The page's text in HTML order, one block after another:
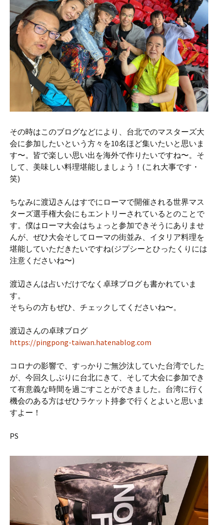
その時はこのブログなどにより、台北でのマスターズ大
会に参加したいという方々を10名ほど集いたいと思いま
す〜。皆で楽しい思い出を海外で作りたいですね〜。そ
して、美味しい料理堪能しましょう！(これ大事です・
笑)
ちなみに渡辺さんはすでにローマで開催される世界マス
ターズ選手権大会にもエントリーされているとのことで
す。僕はローマ大会はちょっと参加できそうにありませ
んが、ぜひ大会そしてローマの街並み、イタリア料理を
堪能していただきたいですね(ジプシーとひったくりには
注意くださいね〜)
渡辺さんは占いだけでなく卓球ブログも書かれていま
す。
そちらの方もぜひ、チェックしてくださいね〜。
渡辺さんの卓球ブログ
https://pingpong-taiwan.hatenablog.com
コロナの影響で、すっかりご無沙汰していた台湾でした
が、今回久しぶりに台北にきて、そして大会に参加でき
て有意義な時間を過ごすことができました。台湾に行く
機会のある方はぜひラケット持参で行くとよいと思いま
すよー！
PS